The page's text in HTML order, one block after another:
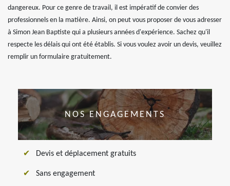
dangereux. Pour ce genre de travail, il est impératif de convier des
professionnels en la matière. Ainsi, on peut vous proposer de vous adresser
à Simon Jean Baptiste qui a plusieurs années d'expérience. Sachez qu'il
respecte les délais qui ont été établis. Si vous voulez avoir un devis, veuillez
remplir un formulaire gratuitement.
NOS ENGAGEMENTS
Devis et déplacement gratuits
Sans engagement